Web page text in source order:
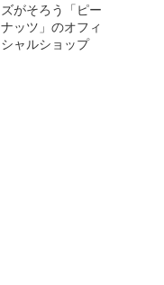
ズがそろう「ピー
ナッツ」のオフィ
シャルショップ